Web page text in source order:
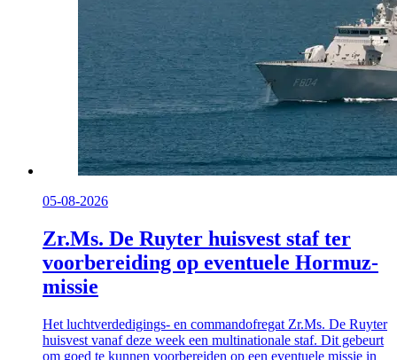
05-08-2026
Zr.Ms. De Ruyter huisvest staf ter
voorbereiding op eventuele Hormuz-
missie
Het luchtverdedigings- en commandofregat Zr.Ms. De Ruyter
huisvest vanaf deze week een multinationale staf. Dit gebeurt
om goed te kunnen voorbereiden op een eventuele missie in